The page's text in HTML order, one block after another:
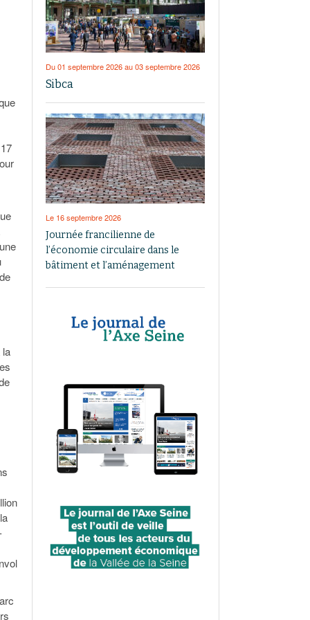
la
Du 01 septembre 2026 au 03 septembre 2026
Sibca
Le 16 septembre 2026
Journée francilienne de
l’économie circulaire dans le
bâtiment et l’aménagement